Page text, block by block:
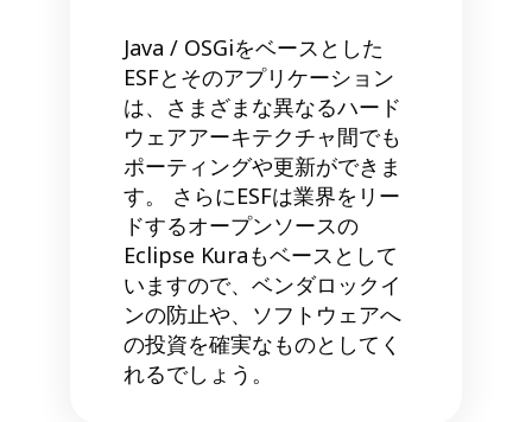
Java / OSGiをベースとした
ESFとそのアプリケーション
は、さまざまな異なるハード
ウェアアーキテクチャ間でも
ポーティングや更新ができま
す。 さらにESFは業界をリー
ドするオープンソースの
Eclipse Kuraもベースとして
いますので、ベンダロックイ
ンの防止や、ソフトウェアへ
の投資を確実なものとしてく
れるでしょう。